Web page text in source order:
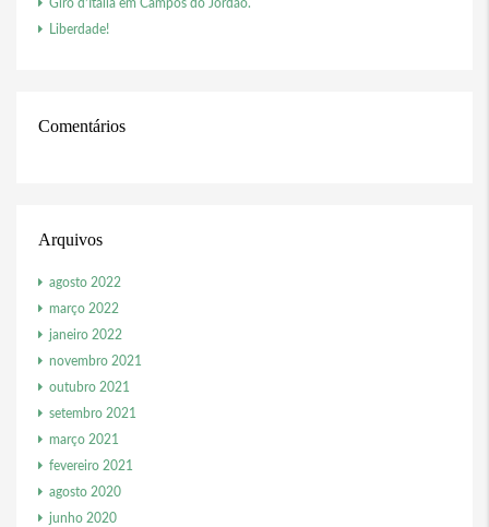
Giro d’Itália em Campos do Jordão.
Liberdade!
Comentários
Arquivos
agosto 2022
março 2022
janeiro 2022
novembro 2021
outubro 2021
setembro 2021
março 2021
fevereiro 2021
agosto 2020
junho 2020